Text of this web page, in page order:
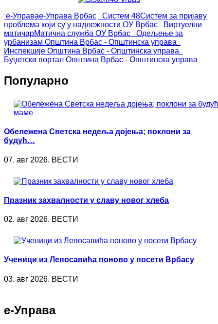
е-Управае-Управа Врбас Систем 48Систем за пријаву
проблема који су у надлежности ОУ Врбас
Виртуелни
матичарМатична служба ОУ Врбас
Одељење за
урбанизам Општина Врбас - Општинска управа
Инспекције Општина Врбас - Општинска управа
Буџетски портал Општина Врбас - Општинска управа
Популарно
Обележена Светска недеља дојења; поклони за
будућ…
07. авг 2026. ВЕСТИ
Празник захвалности у славу новог хлеба
02. авг 2026. ВЕСТИ
Ученици из Лепосавића поново у посети Врбасу
03. авг 2026. ВЕСТИ
е-Управа